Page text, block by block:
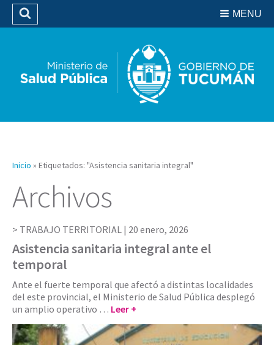
Biblioteca
MENU
Buscar
Inicio » Etiquetados: "Asistencia sanitaria integral"
Archivos
TRABAJO TERRITORIAL | 20 enero, 2026
Asistencia sanitaria integral ante el
temporal
Ante el fuerte temporal que afectó a distintas localidades
del este provincial, el Ministerio de Salud Pública desplegó
un amplio operativo … Leer +